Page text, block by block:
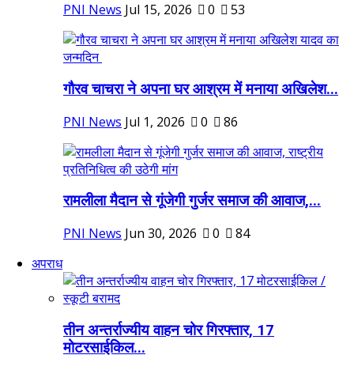
PNI News Jul 15, 2026 0 53
गौरव चाचरा ने अपना घर आश्रम में मनाया अखिलेश...
PNI News Jul 1, 2026 0 86
रामलीला मैदान से गूंजेगी गुर्जर समाज की आवाज,...
PNI News Jun 30, 2026 0
84
अपराध
तीन अन्तर्राज्यीय वाहन चोर गिरफ्तार, 17
मोटरसाईकिल...